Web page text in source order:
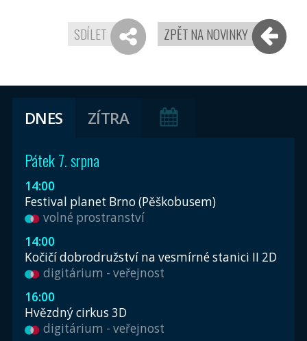
SDÍLET ZPĚT NA NOVINKY
DNES ZÍTRA
Pátek 7. srpna
14:00
Festival planet Brno (Pěškobusem)
volné prostranství
14:00
Kočičí dobrodružství na vesmírné stanici II 2D
digitárium - veřejnost
16:00
Hvězdný cirkus 3D
digitárium - veřejnost